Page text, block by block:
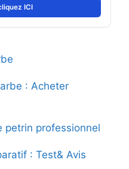
ICI
: Acheter
petrin professionnel
: Test& Avis